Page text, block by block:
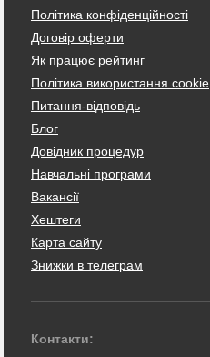
Політика конфіденційності
Договір оферти
Як працює рейтинг
Політика використання cookie
Питання-відповідь
Блог
Довідник процедур
Навчальні програми
Вакансії
Хештеги
Карта сайту
Знижки в телеграм
Контакти: